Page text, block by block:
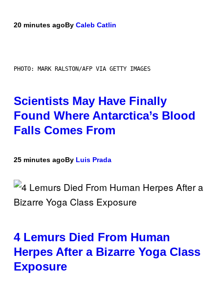
20 minutes agoBy Caleb Catlin
PHOTO: MARK RALSTON/AFP VIA GETTY IMAGES
Scientists May Have Finally
Found Where Antarctica’s Blood
Falls Comes From
25 minutes agoBy Luis Prada
4 Lemurs Died From Human
Herpes After a Bizarre Yoga Class
Exposure